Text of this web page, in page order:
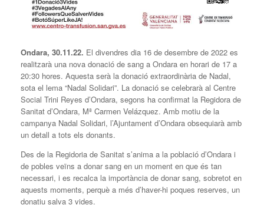
Ondara, 30.11.22. El divendres dia 16 de desembre de 2022 es
realitzarà una nova donació de sang a Ondara en horari de 17 a
20:30 hores. Aquesta serà la donació extraordinària de Nadal,
sota el lema “Nadal Solidari”. La donació se celebrarà al Centre
Social Trini Reyes d’Ondara, segons ha confirmat la Regidora de
Sanitat d’Ondara, Mª Carmen Velázquez. Amb motiu de la
campanya Nadal Solidari, l’Ajuntament d’Ondara obsequiarà amb
un detall a tots els donants.
Des de la Regidoria de Sanitat s’anima a la població d’Ondara i
de pobles veïns a donar sang en un moment en que és tan
necessari, i es recalca la importància de donar sang, sobretot en
aquests moments, perquè a més d’haver-hi poques reserves, un
donatiu salva 3 vides.